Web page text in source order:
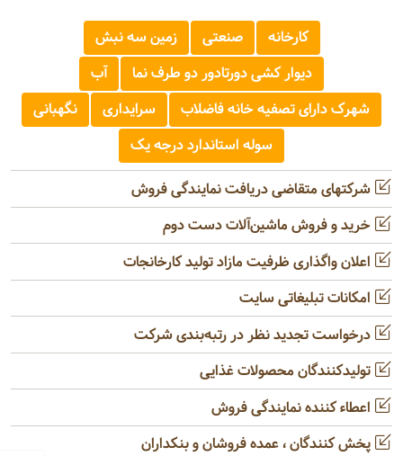
کارخانه صنعتی
زمین سه نبش
دیوار کشی دورتادور دو طرف نما
آب
شهرک دارای تصفیه خانه فاضلاب
سرایداری
نگهبانی
سوله استاندارد درجه یک
شرکتهای متقاضی دریافت نمایندگی فروش
خرید و فروش ماشین‌آلات دست دوم
اعلان واگذاری ظرفیت مازاد تولید کارخانجات
امکانات تبلیغاتی سایت
درخواست تجدید نظر در رتبه‌بندی شرکت
تولیدکنندگان محصولات غذایی
اعطاء کننده نمایندگی فروش
پخش کنندگان ، عمده فروشان و بنکداران